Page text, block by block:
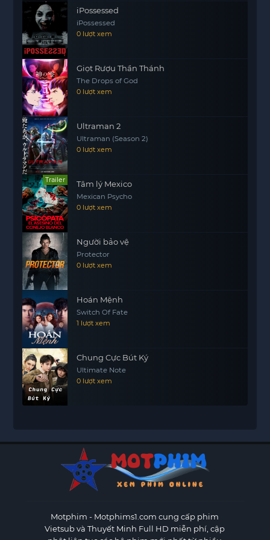
viên y tế. Họ luôn cố gắng hết sức để mang lại sự
chăm sóc tốt nhất cho bệnh nhân, bất chấp
những khó khăn và thách thức mà họ phải đối
mặt hàng ngày.
ER: Phòng Cấp Cứu là một bức tranh chân thực
về cuộc sống và công việc của những người làm
trong ngành y tế, nơi mà sự sống và cái chết đôi
motphim
iPossessed
iPossessed
0 lượt xem
Giọt Rượu Thần Thánh
The Drops of God
0 lượt xem
Ultraman 2
Ultraman (Season 2)
0 lượt xem
Trailer Tâm lý Mexico
Mexican Psycho
0 lượt xem
Người bảo vệ
Protector
0 lượt xem
Hoán Mệnh
Switch Of Fate
1 lượt xem
Chung Cực Bút Ký
Ultimate Note
0 lượt xem
Motphim - Motphims1.com cung cấp phim
Vietsub và Thuyết Minh Full HD miễn phí, cập